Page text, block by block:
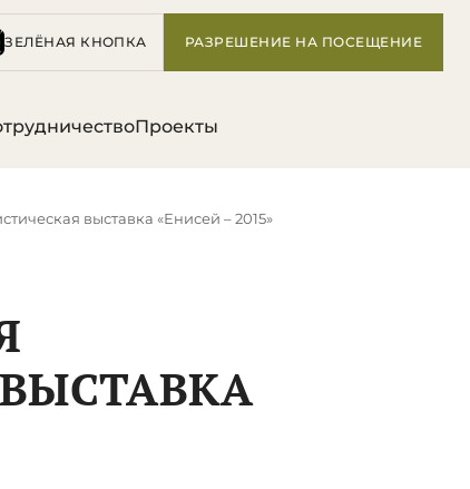
ЗЕЛЁНАЯ КНОПКА РАЗРЕШЕНИЕ НА ПОСЕЩЕНИЕ
Проекты
выставка «Енисей – 2015»